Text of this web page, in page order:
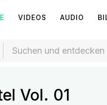
VIDEOS AUDIO
Vol. 01